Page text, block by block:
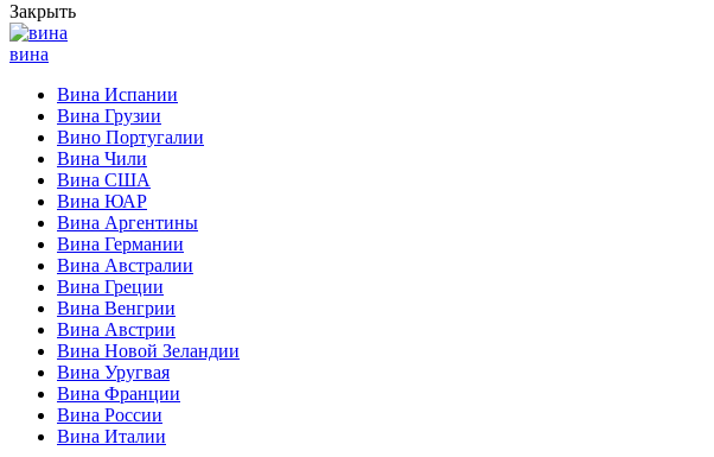
Закрыть
вина
Вина Испании
Вина Грузии
Вино Португалии
Вина Чили
Вина США
Вина ЮАР
Вина Аргентины
Вина Германии
Вина Австралии
Вина Греции
Вина Венгрии
Вина Австрии
Вина Новой Зеландии
Вина Уругвая
Вина Франции
Вина России
Вина Италии